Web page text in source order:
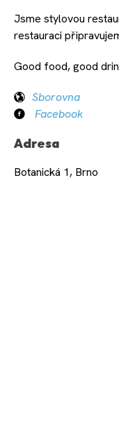
Jsme stylovou
restauraci
Good food, good
Sborovna
Facebook
Adresa
Botanická 1, Brno